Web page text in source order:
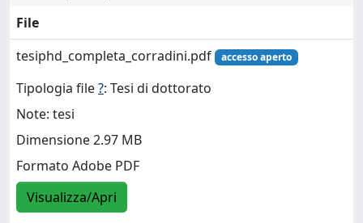
File
tesiphd_completa_corradini.pdf
accesso aperto
Tipologia file?: Tesi di dottorato
Note: tesi
Dimensione 2.97 MB
Formato Adobe PDF
Visualizza/Apri